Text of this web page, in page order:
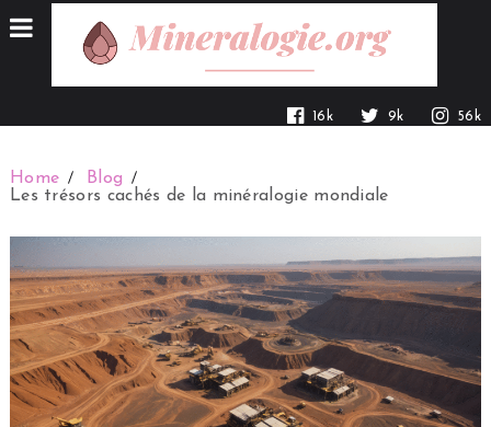
16k 9k 56k
Home
Blog
Les trésors cachés de la minéralogie mondiale